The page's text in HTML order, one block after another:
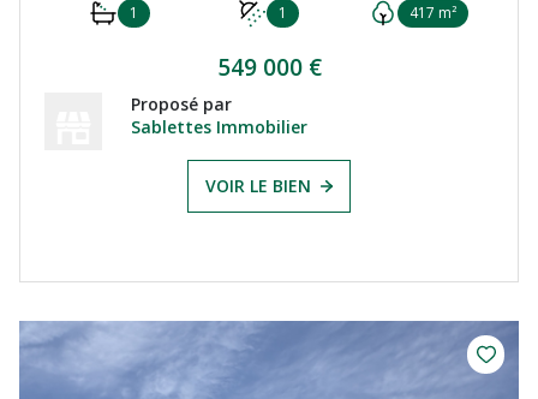
1 1 417 m²
549 000 €
Proposé par
Sablettes Immobilier
VOIR LE BIEN